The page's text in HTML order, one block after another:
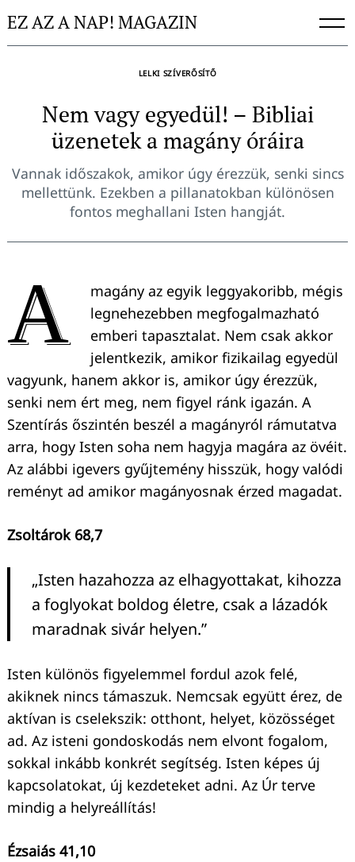
toEZ AZ A NAP! MAGAZIN
LELKI SZÍVERŐSÍTŐ
Nem vagy egyedül! – Bibliai
üzenetek a magány óráira
Vannak időszakok, amikor úgy érezzük, senki sincs
mellettünk. Ezekben a pillanatokban különösen
fontos meghallani Isten hangját.
A
magány az egyik leggyakoribb, mégis
legnehezebben megfogalmazható
emberi tapasztalat. Nem csak akkor
jelentkezik, amikor fizikailag egyedül
vagyunk, hanem akkor is, amikor úgy érezzük,
senki nem ért meg, nem figyel ránk igazán. A
Szentírás őszintén beszél a magányról rámutatva
arra, hogy Isten soha nem hagyja magára az övéit.
Az alábbi igevers gyűjtemény hisszük, hogy valódi
reményt ad amikor magányosnak érzed magadat.
Zsoltárok 68,7
„Isten hazahozza az elhagyottakat, kihozza
a foglyokat boldog életre, csak a lázadók
maradnak sivár helyen.”
Isten különös figyelemmel fordul azok felé,
akiknek nincs támaszuk. Nemcsak együtt érez, de
aktívan is cselekszik: otthont, helyet, közösséget
ad. Az isteni gondoskodás nem elvont fogalom,
sokkal inkább konkrét segítség. Isten képes új
kapcsolatokat, új kezdeteket adni. Az Úr terve
mindig a helyreállítás!
Ézsaiás 41,10